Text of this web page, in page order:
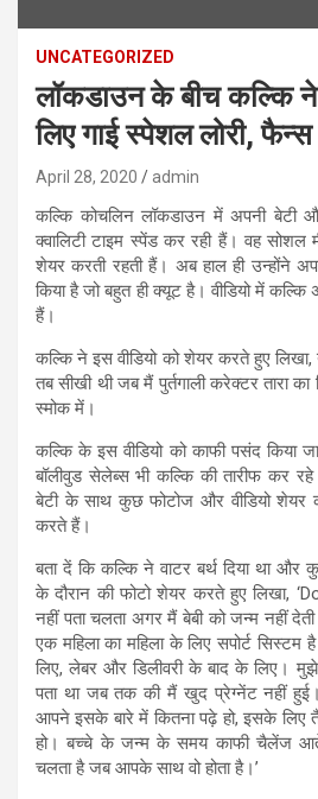
UNCATEGORIZED
लॉकडाउन के बीच कल्कि
लिए गाई स्पेशल लोरी,
April 28, 2020 admin
कल्कि कोचलिन लॉकडाउन में अपनी बेटी
क्वालिटी टाइम स्पेंड कर रही हैं। वह सोशल
शेयर करती रहती हैं। अब हाल ही उन्होंने
किया है जो बहुत ही क्यूट है। वीडियो में कल्कि
हैं।
कल्कि ने इस वीडियो को शेयर करते हुए लिखा,
तब सीखी थी जब मैं पुर्तगाली करेक्टर तारा का
स्मोक में।
कल्कि के इस वीडियो को काफी पसंद किया
बॉलीवुड सेलेब्स भी कल्कि की तारीफ कर
बेटी के साथ कुछ फोटोज और वीडियो शेयर
करते हैं।
बता दें कि कल्कि ने वाटर बर्थ दिया था और
के दौरान की फोटो शेयर करते हुए लिखा,
नहीं पता चलता अगर मैं बेबी को जन्म नहीं
एक महिला का महिला के लिए सपोर्ट सिस्टम
लिए, लेबर और डिलीवरी के बाद के लिए।
पता था जब तक की मैं खुद प्रेग्नेंट नहीं
आपने इसके बारे में कितना पढ़े हो, इसके लिए
हो। बच्चे के जन्म के समय काफी चैलेंज
चलता है जब आपके साथ वो होता है।’